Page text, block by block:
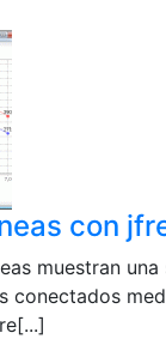
con
muestran
conectados